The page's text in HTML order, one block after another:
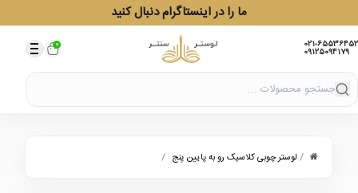
ما را در اینستاگرام دنبال کنید
021-65536452
09125094179
0
/ لوستر چوبی کلاسیک رو به پایین پنج /